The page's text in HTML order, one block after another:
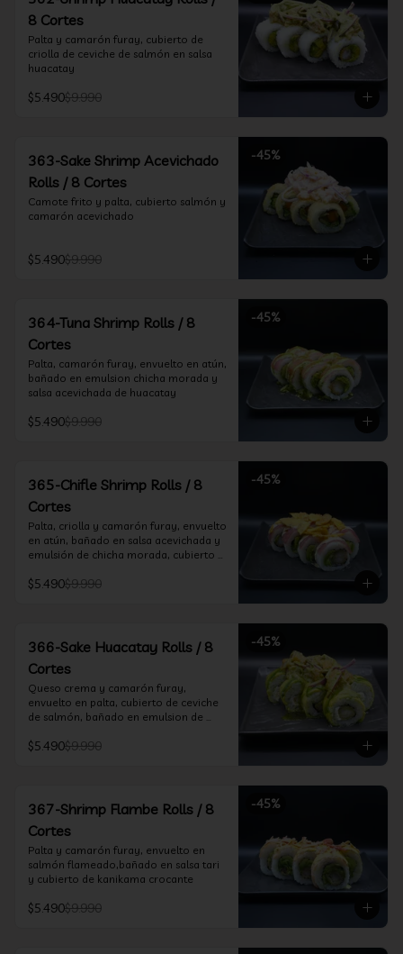
8 Cortes
Palta y camarón furay, cubierto de
criolla de ceviche de salmón en salsa
huacatay
$5.490$9.990
-45%
363-Sake Shrimp Acevichado
Rolls / 8 Cortes
Camote frito y palta, cubierto salmón y
camarón acevichado
$5.490$9.990
-45%
364-Tuna Shrimp Rolls / 8
Cortes
Palta, camarón furay, envuelto en atún,
bañado en emulsion chicha morada y
salsa acevichada de huacatay
$5.490$9.990
-45%
365-Chifle Shrimp Rolls / 8
Cortes
Palta, criolla y camarón furay, envuelto
en atún, bañado en salsa acevichada y
emulsión de chicha morada, cubierto
$5.490$9.990
-45%
366-Sake Huacatay Rolls / 8
Cortes
Queso crema y camarón furay,
envuelto en palta, cubierto de ceviche
de salmón, bañado en emulsion de
$5.490$9.990
-45%
367-Shrimp Flambe Rolls / 8
Cortes
Palta y camarón furay, envuelto en
salmón flameado,bañado en salsa tari
y cubierto de kanikama crocante
$5.490$9.990